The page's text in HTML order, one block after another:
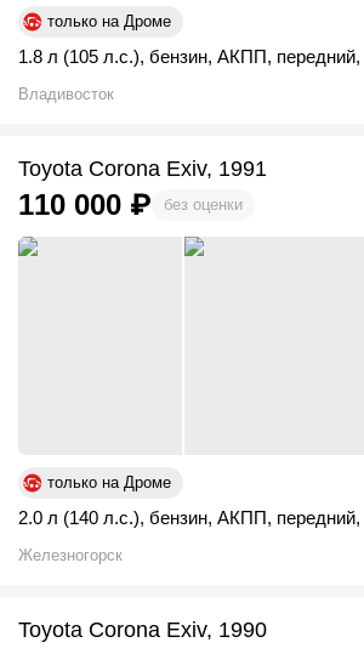
только на Дроме
1.8 л (105 л.с.), бензин, АКПП, передний,
Владивосток
Toyota Corona Exiv, 1991
110 000 ₽ без оценки
только на Дроме
2.0 л (140 л.с.), бензин, АКПП, передний,
Железногорск
Toyota Corona Exiv, 1990